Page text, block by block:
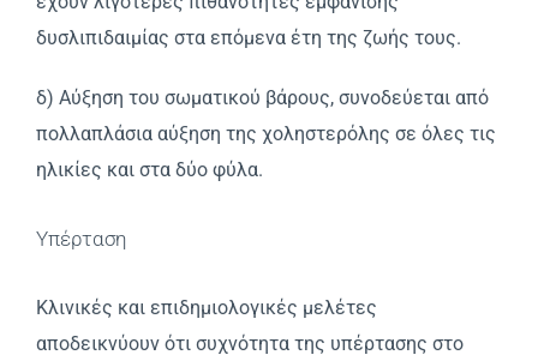
δυσλιπιδαιμίας στα επόμενα έτη της ζωής τους.
δ) Αύξηση του σωματικού βάρους, συνοδεύεται από
πολλαπλάσια αύξηση της χοληστερόλης σε όλες τις
ηλικίες και στα δύο φύλα.
Υπέρταση
Kλινικές και επιδημιολογικές μελέτες
αποδεικνύουν ότι συχνότητα της υπέρτασης στο